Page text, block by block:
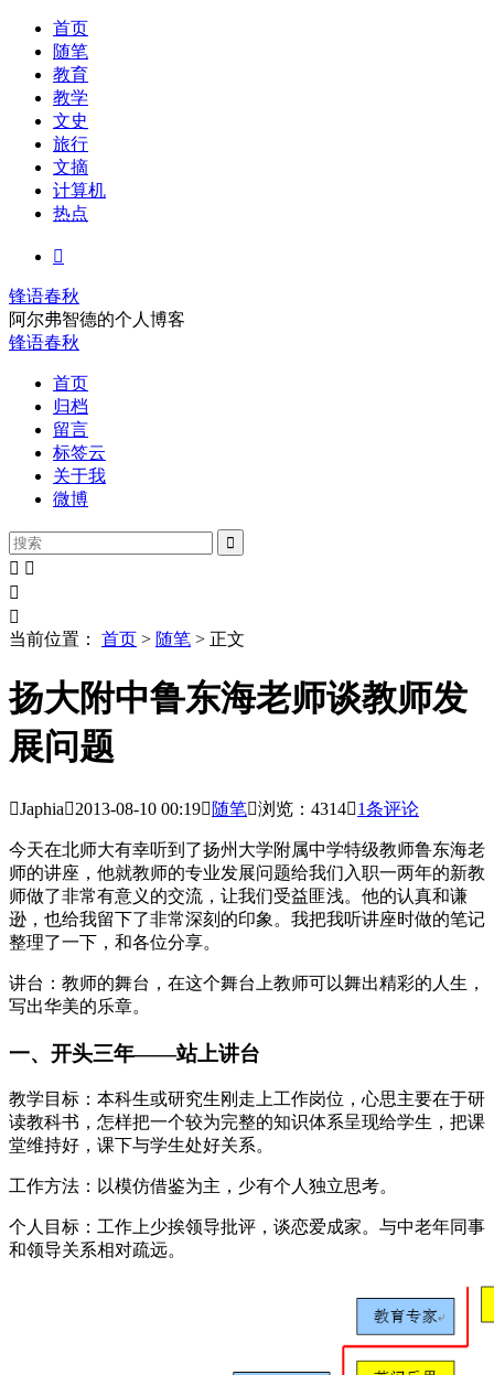
首页
随笔
教育
教学
文史
旅行
文摘
计算机
热点

锋语春秋
阿尔弗智德的个人博客
锋语春秋
首页
归档
留言
标签云
关于我
微博

 


当前位置： 首页 > 随笔 > 正文
扬大附中鲁东海老师谈教师发
展问题
Japhia2013-08-10 00:19 随笔浏览：43141条评论
今天在北师大有幸听到了扬州大学附属中学特级教师鲁东海老
师的讲座，他就教师的专业发展问题给我们入职一两年的新教
师做了非常有意义的交流，让我们受益匪浅。他的认真和谦
逊，也给我留下了非常深刻的印象。我把我听讲座时做的笔记
整理了一下，和各位分享。
讲台：教师的舞台，在这个舞台上教师可以舞出精彩的人生，
写出华美的乐章。
一、开头三年——站上讲台
教学目标：本科生或研究生刚走上工作岗位，心思主要在于研
读教科书，怎样把一个较为完整的知识体系呈现给学生，把课
堂维持好，课下与学生处好关系。
工作方法：以模仿借鉴为主，少有个人独立思考。
个人目标：工作上少挨领导批评，谈恋爱成家。与中老年同事
和领导关系相对疏远。